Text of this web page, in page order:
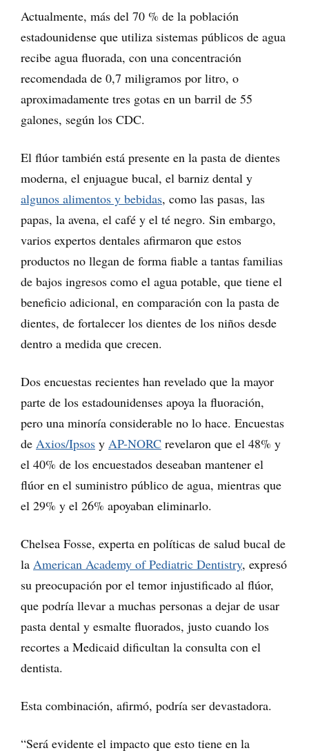
Actualmente, más del 70 % de la población
estadounidense que utiliza sistemas públicos de agua
recibe agua fluorada, con una concentración
recomendada de 0,7 miligramos por litro, o
aproximadamente tres gotas en un barril de 55
galones, según los CDC.
El flúor también está presente en la pasta de dientes
moderna, el enjuague bucal, el barniz dental y
algunos alimentos y bebidas, como las pasas, las
papas, la avena, el café y el té negro. Sin embargo,
varios expertos dentales afirmaron que estos
productos no llegan de forma fiable a tantas familias
de bajos ingresos como el agua potable, que tiene el
beneficio adicional, en comparación con la pasta de
dientes, de fortalecer los dientes de los niños desde
dentro a medida que crecen.
Dos encuestas recientes han revelado que la mayor
parte de los estadounidenses apoya la fluoración,
pero una minoría considerable no lo hace. Encuestas
de Axios/Ipsos y AP-NORC revelaron que el 48% y
el 40% de los encuestados deseaban mantener el
flúor en el suministro público de agua, mientras que
el 29% y el 26% apoyaban eliminarlo.
Chelsea Fosse, experta en políticas de salud bucal de
la American Academy of Pediatric Dentistry, expresó
su preocupación por el temor injustificado al flúor,
que podría llevar a muchas personas a dejar de usar
pasta dental y esmalte fluorados, justo cuando los
recortes a Medicaid dificultan la consulta con el
dentista.
Esta combinación, afirmó, podría ser devastadora.
“Será evidente el impacto que esto tiene en la